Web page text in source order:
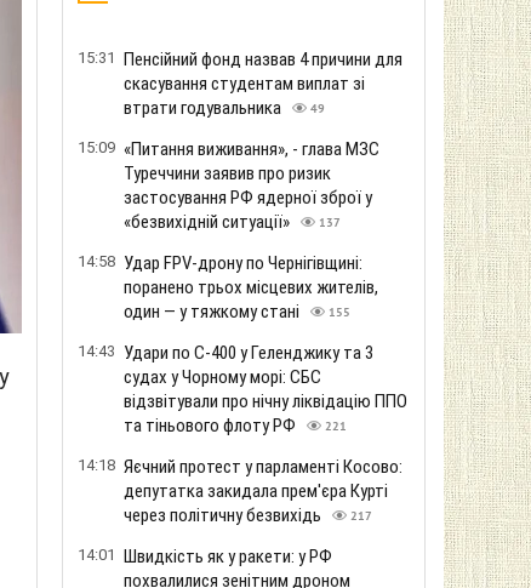
15:31 Пенсійний фонд назвав 4 причини для
скасування студентам виплат зі
втрати годувальника
49
15:09 «Питання виживання», - глава МЗС
Туреччини заявив про ризик
застосування РФ ядерної зброї у
«безвихідній ситуації»
137
14:58 Удар FPV-дрону по Чернігівщині:
поранено трьох місцевих жителів,
один — у тяжкому стані
155
14:43 Удари по С-400 у Геленджику та 3
судах у Чорному морі: СБС
відзвітували про нічну ліквідацію ППО
та тіньового флоту РФ
221
14:18 Яєчний протест у парламенті Косово:
депутатка закидала прем'єра Курті
через політичну безвихідь
217
14:01 Швидкість як у ракети: у РФ
похвалилися зенітним дроном